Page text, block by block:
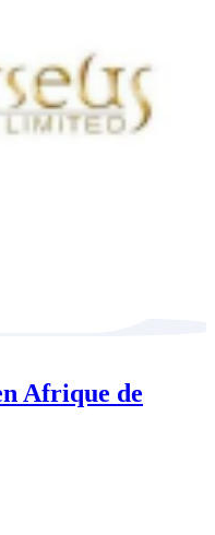
Afrique de